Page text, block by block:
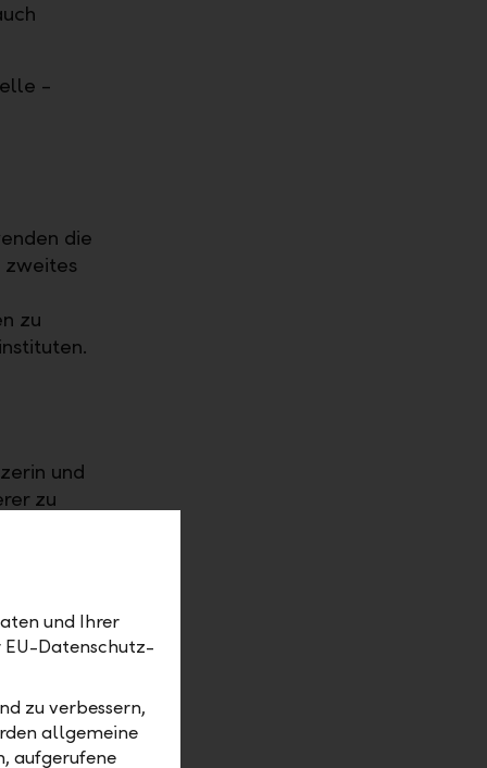
-
die
zweites
zu
und
zu
sind.
zu
LLB
und Ihrer
EU-Datenschutz-
zu verbessern,
allgemeine
aufgerufene